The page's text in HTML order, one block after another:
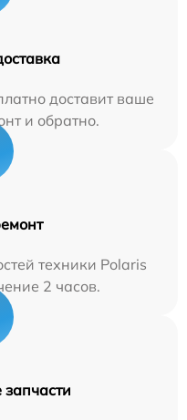
доставит ваше
и обратно.
техники Polaris
2 часов.